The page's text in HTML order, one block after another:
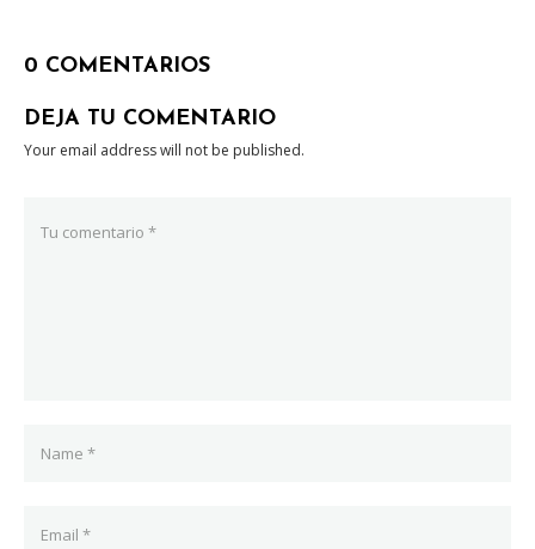
0 COMENTARIOS
DEJA TU COMENTARIO
Your email address will not be published.